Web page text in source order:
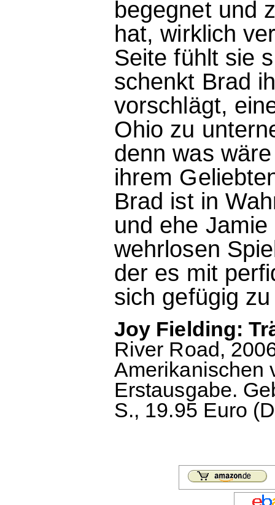
begegnet und
hat, wirklich
Seite fühlt sie
schenkt Brad
vorschlägt,
Ohio zu
denn was
ihrem
Brad ist in
und ehe
wehrlosen
der es mit
sich gefügig
Joy Fielding:
River Road,
Amerikanischen
Erstausgabe.
S., 19.95 Euro